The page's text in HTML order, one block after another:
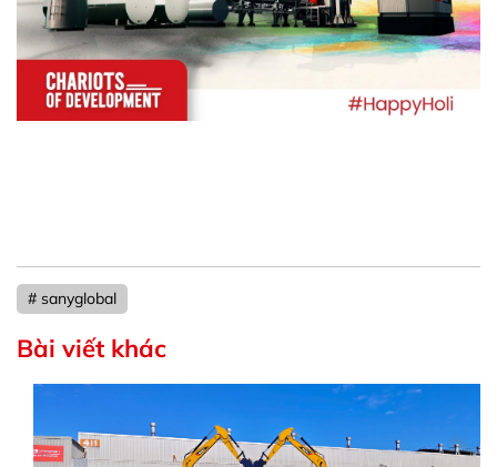
# sanyglobal
Bài viết khác